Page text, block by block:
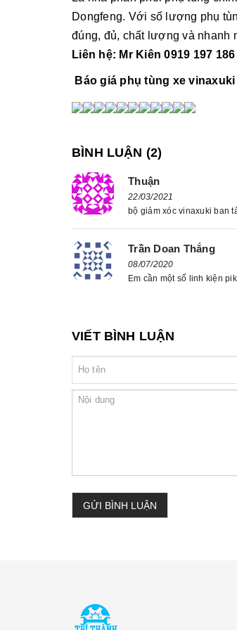
Dongfeng. Với số lượng phụ
đúng, đủ, chất lượng và nhanh
Liên hệ: Mr Kiên 0919 197 186
Báo giá phụ tùng xe
BÌNH LUẬN (2)
Thuận
22/03/2021
bộ giảm xóc vinaxuki ban
Trần Doan Thắng
08/07/2020
Em cần một số linh kiện
VIẾT BÌNH LUẬN
GỬI BÌNH LUẬN